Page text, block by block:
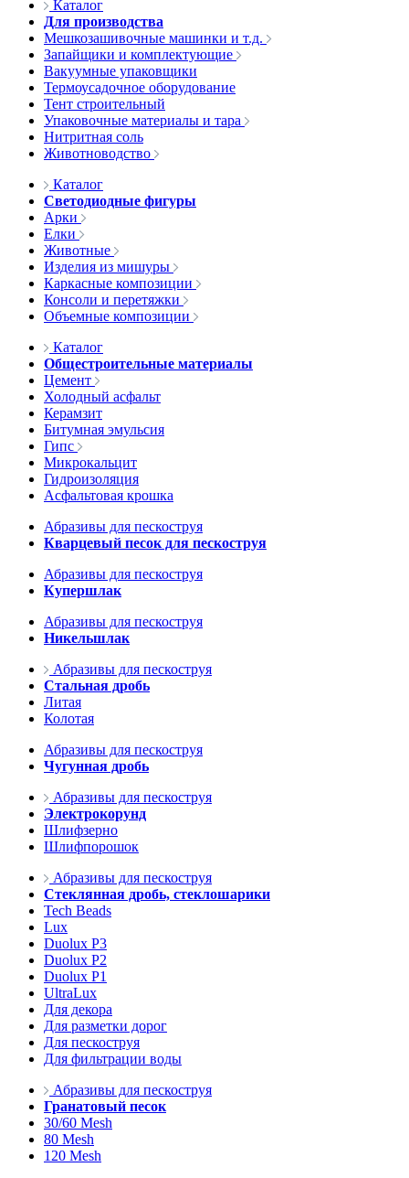
Каталог
Для производства
Мешкозашивочные машинки и т.д.
Запайщики и комплектующие
Вакуумные упаковщики
Термоусадочное оборудование
Тент строительный
Упаковочные материалы и тара
Нитритная соль
Животноводство
Каталог
Светодиодные фигуры
Арки
Елки
Животные
Изделия из мишуры
Каркасные композиции
Консоли и перетяжки
Объемные композиции
Каталог
Общестроительные материалы
Цемент
Холодный асфальт
Керамзит
Битумная эмульсия
Гипс
Микрокальцит
Гидроизоляция
Асфальтовая крошка
Абразивы для пескоструя
Кварцевый песок для пескоструя
Абразивы для пескоструя
Купершлак
Абразивы для пескоструя
Никельшлак
Абразивы для пескоструя
Стальная дробь
Литая
Колотая
Абразивы для пескоструя
Чугунная дробь
Абразивы для пескоструя
Электрокорунд
Шлифзерно
Шлифпорошок
Абразивы для пескоструя
Стеклянная дробь, стеклошарики
Tech Beads
Lux
Duolux P3
Duolux P2
Duolux P1
UltraLux
Для декора
Для разметки дорог
Для пескоструя
Для фильтрации воды
Абразивы для пескоструя
Гранатовый песок
30/60 Mesh
80 Mesh
120 Mesh